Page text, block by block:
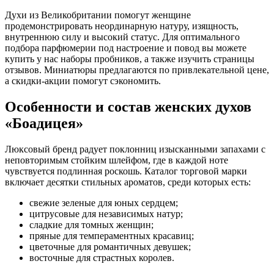
Духи из Великобритании помогут женщине
продемонстрировать неординарную натуру, изящность,
внутреннюю силу и высокий статус. Для оптимального
подбора парфюмерии под настроение и повод вы можете
купить у нас наборы пробников, а также изучить страницы
отзывов. Миниатюры предлагаются по привлекательной цене,
а скидки-акции помогут сэкономить.
Особенности и состав женских духов
«Боадицея»
Люксовый бренд радует поклонниц изысканными запахами с
неповторимым стойким шлейфом, где в каждой ноте
чувствуется подлинная роскошь. Каталог торговой марки
включает десятки стильных ароматов, среди которых есть:
свежие зеленые для юных сердцем;
цитрусовые для независимых натур;
сладкие для томных женщин;
пряные для темпераментных красавиц;
цветочные для романтичных девушек;
восточные для страстных королев.